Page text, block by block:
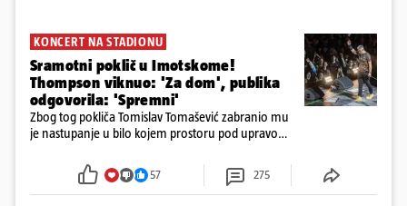
KONCERT NA STADIONU
Sramotni poklič u Imotskome!
Thompson viknuo: 'Za dom', publika
odgovorila: 'Spremni'
Zbog tog pokliča Tomislav Tomašević zabranio mu
je nastupanje u bilo kojem prostoru pod upravom
57 275